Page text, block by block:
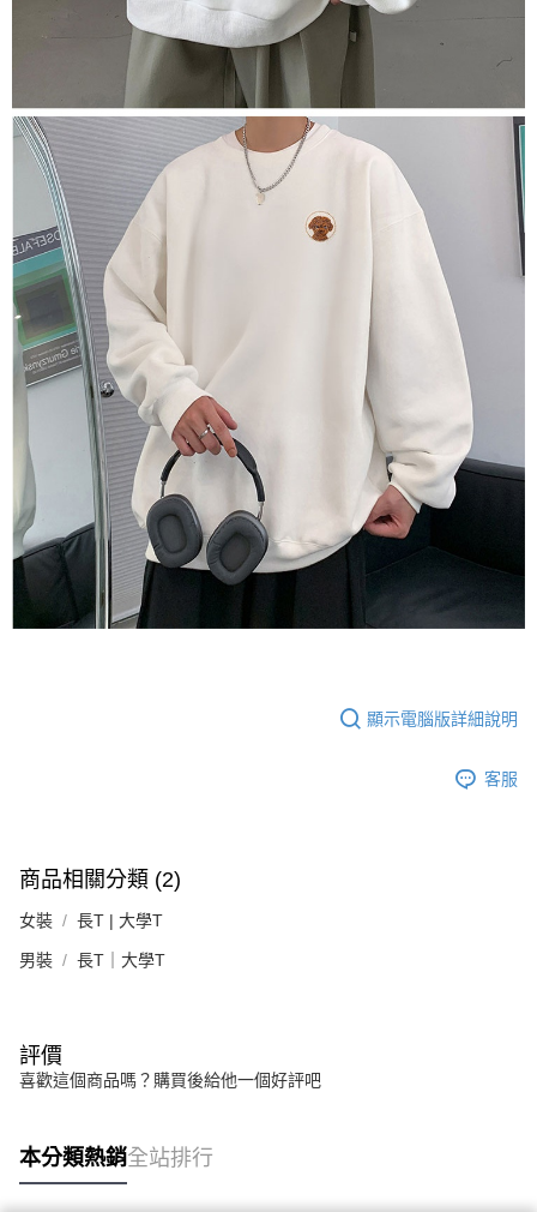
顯示電腦版詳細說明
客服
商品相關分類 (2)
女裝 長T | 大學T
男裝 長T｜大學T
評價
喜歡這個商品嗎？購買後給他一個好評吧
本分類熱銷全站排行